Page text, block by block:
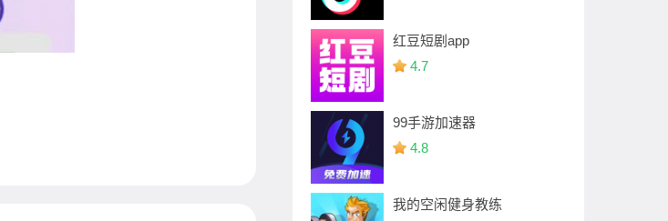
红豆短剧app
4.7
99手游加速器
4.8
我的空闲健身教练